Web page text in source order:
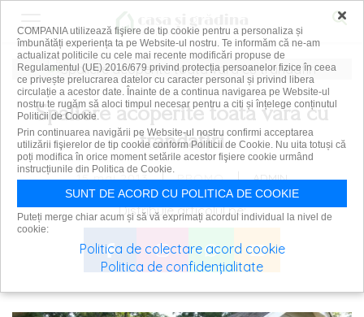
Spaliere acoperite toata vara cu
trandafiri
15 mai 2013 | PROMO | ADMIN
Distribuie articolul pe:
×
COMPANIA utilizează fişiere de tip cookie pentru a personaliza și
îmbunătăți experiența ta pe Website-ul nostru. Te informăm că ne-am
actualizat politicile cu cele mai recente modificări propuse de
Regulamentul (UE) 2016/679 privind protecția persoanelor fizice în ceea
ce privește prelucrarea datelor cu caracter personal și privind libera
circulație a acestor date. Înainte de a continua navigarea pe Website-ul
nostru te rugăm să aloci timpul necesar pentru a citi și înțelege conținutul
Politicii de Cookie.
Prin continuarea navigării pe Website-ul nostru confirmi acceptarea
utilizării fişierelor de tip cookie conform Politicii de Cookie. Nu uita totuși că
poți modifica în orice moment setările acestor fişiere cookie urmând
instrucțiunile din Politica de Cookie.
SUNT DE ACORD CU POLITICA DE COOKIE
Puteți merge chiar acum și să vă exprimați acordul individual la nivel de
cookie:
Politica de colectare acord cookie
Politica de confidențialitate